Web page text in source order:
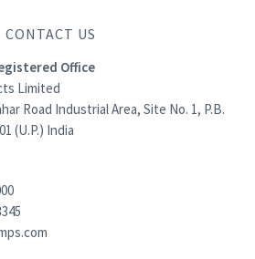
CONTACT US
Office
Limited
Road Industrial Area, Site No. 1, P.B.
(U.P.) India